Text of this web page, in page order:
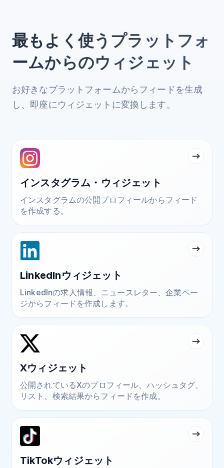
最もよく使うプラットフォ
ームからのウィジェット
お好きなプラットフォームからフィードを生成
し、即座にウィジェットに変換します。
インスタグラム・ウィジェット
インスタグラムの公開プロフィールからフィード
を作成する。
LinkedInウィジェット
LinkedInの求人情報、ニュースレター、企業ペー
ジからフィードを作成します。
Xウィジェット
公開されているXのプロフィール、ハッシュタグ、
リスト、検索結果からフィードを作成。
TikTokウィジェット